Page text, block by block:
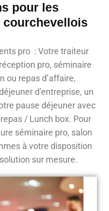
pour les
pro : Votre traiteur
pro, séminaire
ou repas d’affaire,
d’entreprise, un
pause déjeuner avec
/ Lunch box. Pour
séminaire pro, salon
à votre disposition
sur mesure.